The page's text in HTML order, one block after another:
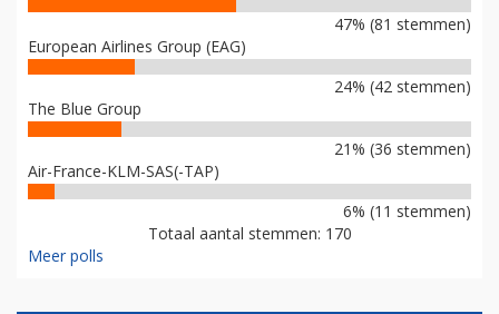
47% (81 stemmen)
European Airlines Group (EAG)
24% (42 stemmen)
The Blue Group
21% (36 stemmen)
Air-France-KLM-SAS(-TAP)
6% (11 stemmen)
Totaal aantal stemmen: 170
Meer polls